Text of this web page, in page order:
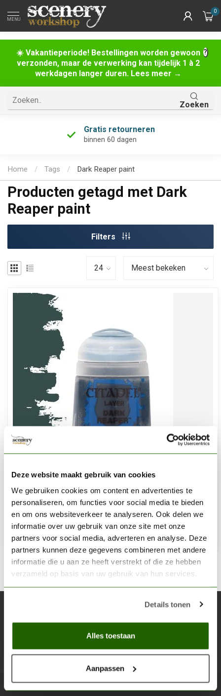
Deze website maakt gebruik van cookies
We gebruiken cookies om content en advertenties te
personaliseren, om functies voor social media te bieden
en om ons websiteverkeer te analyseren. Ook delen we
informatie over uw gebruik van onze site met onze
partners voor social media, adverteren en analyse. Deze
partners kunnen deze gegevens combineren met andere
informatie die u aan ze heeft verstrekt of die ze hebben
verzameld op basis van uw gebruik van hun services.
Details tonen
Alles toestaan
Aanpassen
☀️ Vakantieperiode! Bestellingen worden gewoon
verzonden, maar de verwerking kan tijdelijk 1 à 2
werkdagen langer duren. Lees meer →
MENU
0
Zoeken
Gratis retourneren
binnen 60 dagen
Home / Tags / Dark Reaper paint
Producten getagd met Dark
Reaper paint
Filters
Dark Reaper - Layer Paint - 12ml - 22-52
€3,60
Niet op voorraad
Blijf op de hoogte over onze laatste acties